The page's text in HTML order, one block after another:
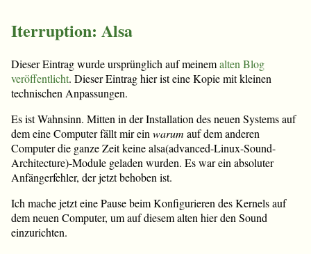
Iterruption: Alsa
Dieser Eintrag wurde ursprünglich auf meinemalten Blog
veröffentlicht. Dieser Eintrag hier ist eine Kopie mit kleinen
technischen Anpassungen.
Es ist Wahnsinn. Mitten in der Installation des neuen Systems auf
dem eine Computer fällt mir ein warum auf dem anderen
Computer die ganze Zeit keine alsa(advanced-Linux-Sound-
Architecture)-Module geladen wurden. Es war ein absoluter
Anfängerfehler, der jetzt behoben ist.
Ich mache jetzt eine Pause beim Konfigurieren des Kernels auf
dem neuen Computer, um auf diesem alten hier den Sound
einzurichten.